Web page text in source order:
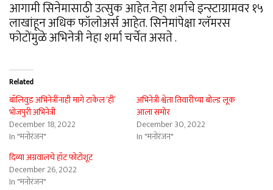
आगामी सिनेमासाठी उत्सुक आहेत.नेहा शर्माचे इन्स्टाग्रामवर १५
लाखांहून अधिक फॉलोअर्स आहेत. सिनेमांपेक्षा ग्लॅमरस
फोटोंमुळे अभिनेत्री नेहा शर्मा चर्चेत असते .
Related
बॉलिवुड अभिनेत्रींनाही मागे टाकेल ‘ही’
भोजपुरी अभिनेत्री
December 18, 2022
In "मनोरंजन"
अभिनेत्री श्वेता तिवारीच्या बोल्ड लूक
आला समोर
December 30, 2022
In "मनोरंजन"
दिव्या अग्रवालचे हॉट फोटोशूट
December 26, 2022
In "मनोरंजन"